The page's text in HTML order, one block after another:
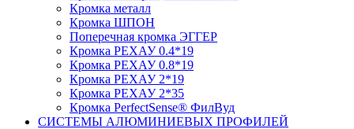
Кромка металл
Кромка ШПОН
Поперечная кромка ЭГГЕР
Кромка PЕХАУ 0.4*19
Кромка PЕХАУ 0.8*19
Кромка PЕХАУ 2*19
Кромка PЕХАУ 2*35
Кромка PerfectSense® ФилВуд
СИСТЕМЫ АЛЮМИНИЕВЫХ ПРОФИЛЕЙ